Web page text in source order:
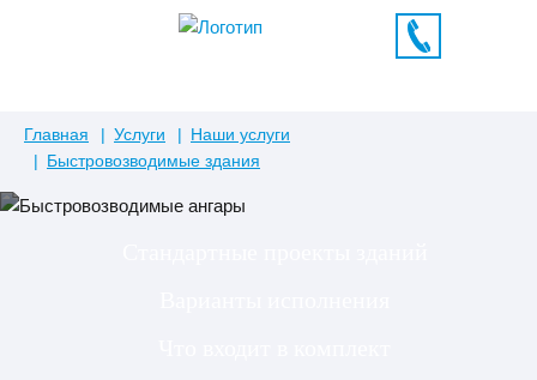
Главная Услуги
Наши услуги
Быстровозводимые здания